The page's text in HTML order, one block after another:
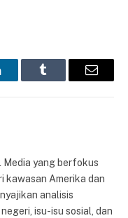
Tumblr Email
yang berfokus
kawasan Amerika dan
analisis
isu-isu sosial, dan